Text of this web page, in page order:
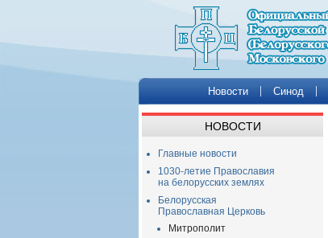
Новости Синод
НОВОСТИ
Главные новости
1030-летие Православия
на белорусских землях
Белорусская
Православная Церковь
Митрополит